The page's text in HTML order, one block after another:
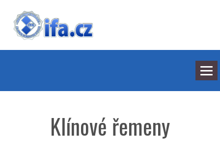
BARVY
SEDMILHÁŘI
ARCHIV
Klínové řemeny